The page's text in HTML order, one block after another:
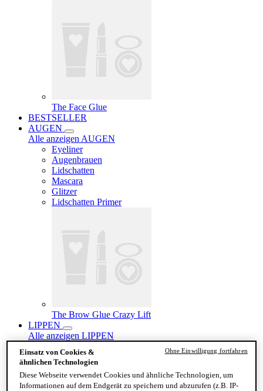
The Face Glue
BESTSELLER
AUGEN
Alle anzeigen AUGEN
Eyeliner
Augenbrauen
Lidschatten
Mascara
Glitzer
Lidschatten Primer
The Brow Glue Crazy Lift
LIPPEN
Alle anzeigen LIPPEN
Lippenstift
Liquid Lipstick
Lip Liner
Einsatz von Cookies &
ähnlichen Technologien
Diese Webseite verwendet Cookies und ähnliche Technologien, um
Informationen auf dem Endgerät zu speichern und abzurufen (z.B. IP-
Ohne Einwilligung fortfahren